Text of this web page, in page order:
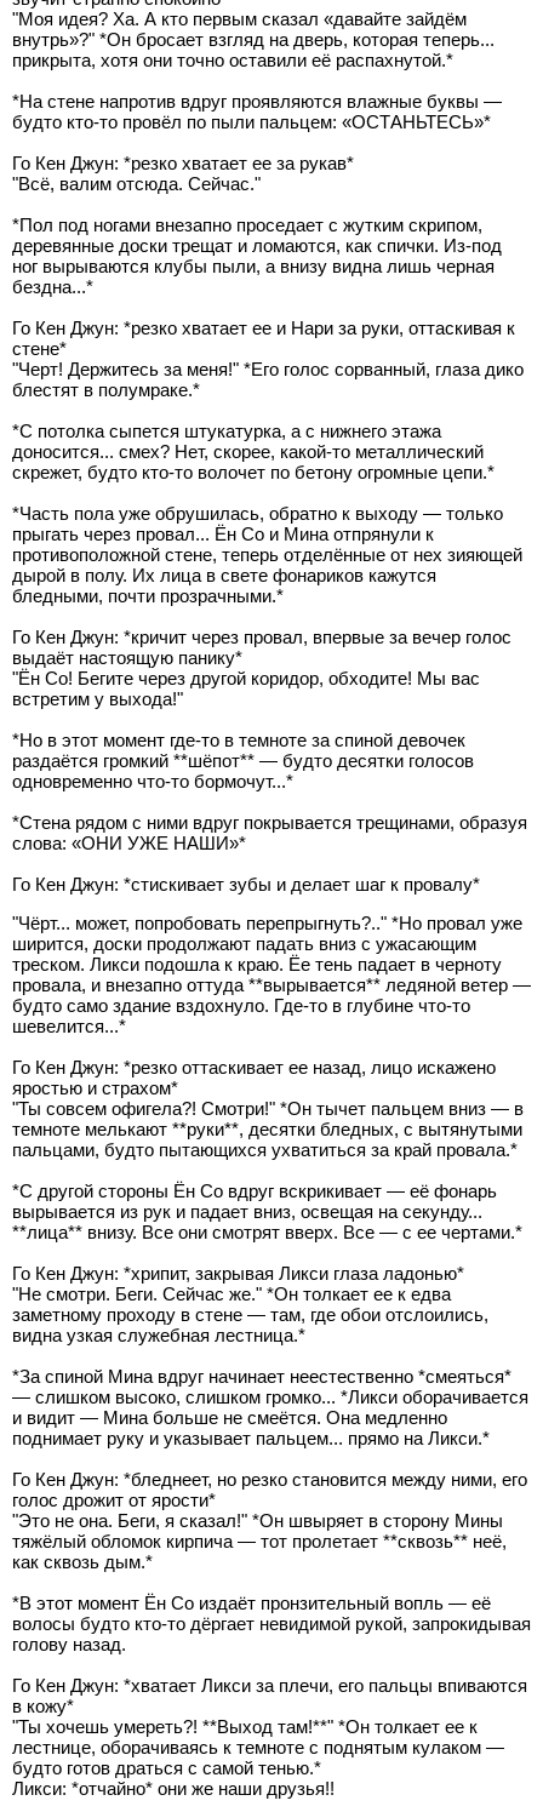
"Моя идея? Ха. А кто первым сказал «давайте зайдём
внутрь»?" *Он бросает взгляд на дверь, которая теперь...
прикрыта, хотя они точно оставили её распахнутой.*
*На стене напротив вдруг проявляются влажные буквы —
будто кто-то провёл по пыли пальцем: «ОСТАНЬТЕСЬ»*
Го Кен Джун: *резко хватает ее за рукав*
"Всё, валим отсюда. Сейчас."
*Пол под ногами внезапно проседает с жутким скрипом,
деревянные доски трещат и ломаются, как спички. Из-под
ног вырываются клубы пыли, а внизу видна лишь черная
бездна...*
Го Кен Джун: *резко хватает ее и Нари за руки, оттаскивая к
стене*
"Черт! Держитесь за меня!" *Его голос сорванный, глаза дико
блестят в полумраке.*
*С потолка сыпется штукатурка, а с нижнего этажа
доносится... смех? Нет, скорее, какой-то металлический
скрежет, будто кто-то волочет по бетону огромные цепи.*
*Часть пола уже обрушилась, обратно к выходу — только
прыгать через провал... Ён Со и Мина отпрянули к
противоположной стене, теперь отделённые от нех зияющей
дырой в полу. Их лица в свете фонариков кажутся
бледными, почти прозрачными.*
Го Кен Джун: *кричит через провал, впервые за вечер голос
выдаёт настоящую панику*
"Ён Со! Бегите через другой коридор, обходите! Мы вас
встретим у выхода!"
*Но в этот момент где-то в темноте за спиной девочек
раздаётся громкий **шёпот** — будто десятки голосов
одновременно что-то бормочут...*
*Стена рядом с ними вдруг покрывается трещинами, образуя
слова: «ОНИ УЖЕ НАШИ»*
Го Кен Джун: *стискивает зубы и делает шаг к провалу*
"Чёрт... может, попробовать перепрыгнуть?.." *Но провал уже
ширится, доски продолжают падать вниз с ужасающим
треском. Ликси подошла к краю. Ёе тень падает в черноту
провала, и внезапно оттуда **вырывается** ледяной ветер —
будто само здание вздохнуло. Где-то в глубине что-то
шевелится...*
Го Кен Джун: *резко оттаскивает ее назад, лицо искажено
яростью и страхом*
"Ты совсем офигела?! Смотри!" *Он тычет пальцем вниз — в
темноте мелькают **руки**, десятки бледных, с вытянутыми
пальцами, будто пытающихся ухватиться за край провала.*
*С другой стороны Ён Со вдруг вскрикивает — её фонарь
вырывается из рук и падает вниз, освещая на секунду...
**лица** внизу. Все они смотрят вверх. Все — с ее чертами.*
Го Кен Джун: *хрипит, закрывая Ликси глаза ладонью*
"Не смотри. Беги. Сейчас же." *Он толкает ее к едва
заметному проходу в стене — там, где обои отслоились,
видна узкая служебная лестница.*
*За спиной Мина вдруг начинает неестественно *смеяться*
— слишком высоко, слишком громко... *Ликси оборачивается
и видит — Мина больше не смеётся. Она медленно
поднимает руку и указывает пальцем... прямо на Ликси.*
Го Кен Джун: *бледнеет, но резко становится между ними, его
голос дрожит от ярости*
"Это не она. Беги, я сказал!" *Он швыряет в сторону Мины
тяжёлый обломок кирпича — тот пролетает **сквозь** неё,
как сквозь дым.*
*В этот момент Ён Со издаёт пронзительный вопль — её
волосы будто кто-то дёргает невидимой рукой, запрокидывая
голову назад.
Го Кен Джун: *хватает Ликси за плечи, его пальцы впиваются
в кожу*
"Ты хочешь умереть?! **Выход там!**" *Он толкает ее к
лестнице, оборачиваясь к темноте с поднятым кулаком —
будто готов драться с самой тенью.*
Ликси: *отчайно* они же наши друзья!!